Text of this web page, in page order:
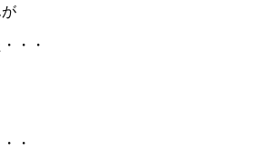
・・
・